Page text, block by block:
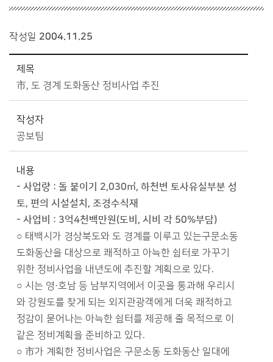
작성일 2004.11.25
제목
市, 도 경계 도화동산 정비사업 추진
작성자
공보팀
내용
- 사업량 : 돌 붙이기 2,030㎡, 하천변 토사유실부분 성
토, 편의 시설설치, 조경수식재
- 사업비 : 3억4천백만원(도비, 시비 각 50%부담)
○ 태백시가 경상북도와 도 경계를 이루고 있는구문소동
도화동산을 대상으로 쾌적하고 아늑한 쉼터로 가꾸기
위한 정비사업을 내년도에 추진할 계획으로 있다.
○ 시는 영·호남 등 남부지역에서 이곳을 통과해 우리시
와 강원도를 찾게 되는 외지관광객에게 더욱 쾌적하고
정감이 묻어나는 아늑한 쉼터를 제공해 줄 목적으로 이
같은 정비계획을 준비하고 있다.
○ 市가 계획한 정비사업은 구문소동 도화동산 일대에